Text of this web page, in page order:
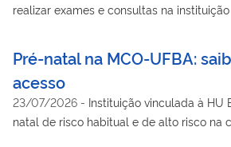
realizar exames e consultas na instituição
Pré-natal na MCO-UFBA:
acesso
23/07/2026 - Instituição vinculada à HU
natal de risco habitual e de alto risco na